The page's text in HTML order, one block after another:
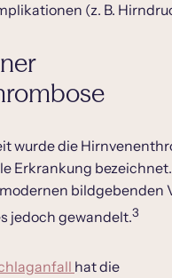
(z. B.
wurde die
Erkrankung
bildgebenden
jedoch gewandelt.3
hat die